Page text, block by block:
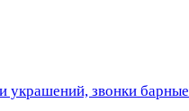
украшений, звонки барные